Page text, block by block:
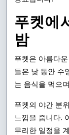
푸켓에
밤
푸켓은 아름다
들은 낮 동안 수
는 음식을 먹으
푸켓의 야간 분
느낌을 줍니다.
무리한 일정을